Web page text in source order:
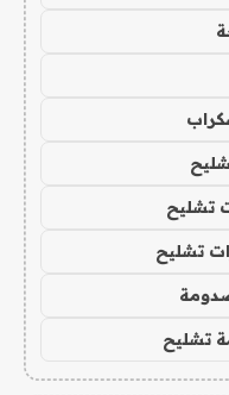
تشليح
تشليح
تشليح